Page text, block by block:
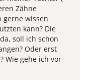
Zähne
wissen
kann? Die
soll ich schon
Oder erst
Wie gehe ich vor